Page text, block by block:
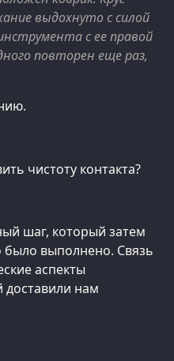
выдохнуто с силой
с ее правой
повторен еще раз,
чистоту контакта?
шаг, который затем
выполнено. Связь
аспекты
нам